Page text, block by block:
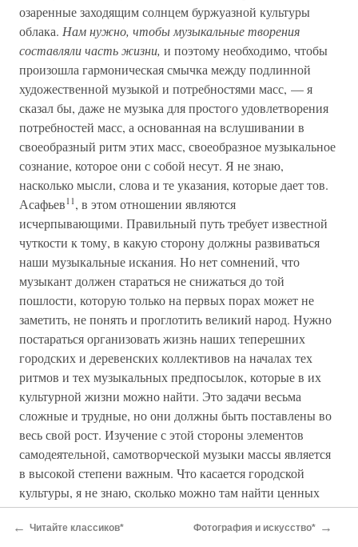
озаренные заходящим солнцем буржуазной культуры
облака. Нам нужно, чтобы музыкальные творения
составляли часть жизни, и поэтому необходимо, чтобы
произошла гармоническая смычка между подлинной
художественной музыкой и потребностями масс, — я
сказал бы, даже не музыка для простого удовлетворения
потребностей масс, а основанная на вслушивании в
своеобразный ритм этих масс, своеобразное музыкальное
сознание, которое они с собой несут. Я не знаю,
насколько мысли, слова и те указания, которые дает тов.
Асафьев11, в этом отношении являются
исчерпывающими. Правильный путь требует известной
чуткости к тому, в какую сторону должны развиваться
наши музыкальные искания. Но нет сомнений, что
музыкант должен стараться не снижаться до той
пошлости, которую только на первых порах может не
заметить, не понять и проглотить великий народ. Нужно
постараться организовать жизнь наших теперешних
городских и деревенских коллективов на началах тех
ритмов и тех музыкальных предпосылок, которые в их
культурной жизни можно найти. Это задачи весьма
сложные и трудные, но они должны быть поставлены во
весь свой рост. Изучение с этой стороны элементов
самодеятельной, самотворческой музыки массы является
в высокой степени важным. Что касается городской
культуры, я не знаю, сколько можно там найти ценных
элементов — вероятно, довольно много. Но совсем не
ново для нас черпание полными ковшами из
← Читайте классиков* Фотография и искусство* →